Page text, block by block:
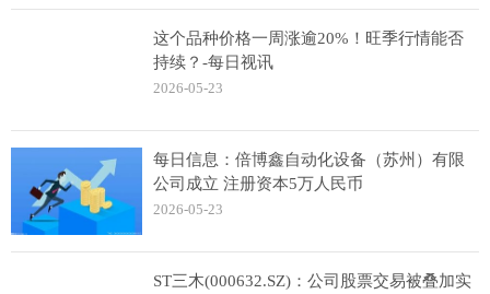
这个品种价格一周涨逾20%！旺季行情能否
持续？-每日视讯
2026-05-23
每日信息：倍博鑫自动化设备（苏州）有限
公司成立 注册资本5万人民币
2026-05-23
ST三木(000632.SZ)：公司股票交易被叠加实